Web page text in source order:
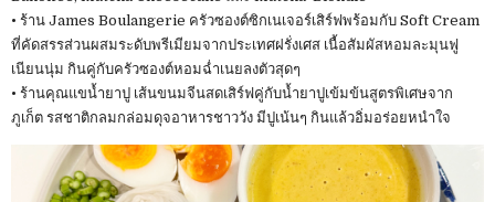
• ร้าน James Boulangerie ครัวซองต์ซิกเนเจอร์เสิร์ฟพร้อมกับ Soft Cream
ที่คัดสรรส่วนผสมระดับพรีเมียมจากประเทศฝรั่งเศส เนื้อสัมผัสหอมละมุนฟู
เนียนนุ่ม กินคู่กับครัวซองต์หอมฉ่ำเนยลงตัวสุดๆ
• ร้านคุณแขน้ำยาปู เส้นขนมจีนสดเสิร์ฟคู่กับน้ำยาปูเข้มข้นสูตรพิเศษจาก
ภูเก็ต รสชาติกลมกล่อมดุจอาหารชาววัง มีปูเน้นๆ กินแล้วอิ่มอร่อยหนำใจ